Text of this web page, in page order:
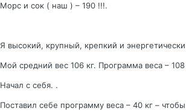
Морс и сок ( наш ) – 190 !!!.
Я высокий, крупный, крепкий и
Мой средний вес 106 кг. Программа веса – 108
Начал с себя. .
Поставил себе программу веса – 40 кг –